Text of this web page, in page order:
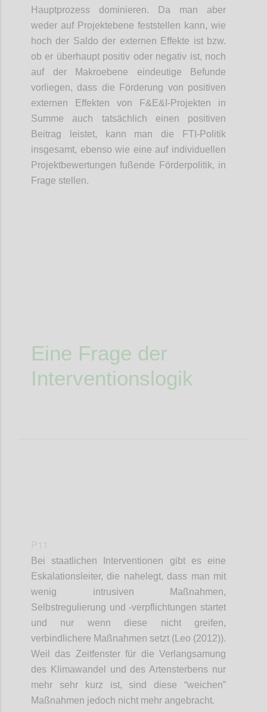
Hauptprozess dominieren. Da man aber
weder auf Projektebene feststellen kann, wie
hoch der Saldo der externen Effekte ist bzw.
ob er überhaupt positiv oder negativ ist, noch
auf der Makroebene eindeutige Befunde
vorliegen, dass die Förderung von positiven
externen Effekten von F&E&I-Projekten in
Summe auch tatsächlich einen positiven
Beitrag leistet, kann man die FTI-Politik
insgesamt, ebenso wie eine auf individuellen
Projektbewertungen fußende Förderpolitik, in
Frage stellen.
Eine Frage der
Interventionslogik
Bei staatlichen Interventionen gibt es eine
Eskalationsleiter, die nahelegt, dass man mit
wenig intrusiven Maßnahmen,
Selbstregulierung und -verpflichtungen startet
und nur wenn diese nicht greifen,
verbindlichere Maßnahmen setzt (Leo (2012)).
Weil das Zeitfenster für die Verlangsamung
des Klimawandel und des Artensterbens nur
mehr sehr kurz ist, sind diese “weichen”
Maßnahmen jedoch nicht mehr angebracht.